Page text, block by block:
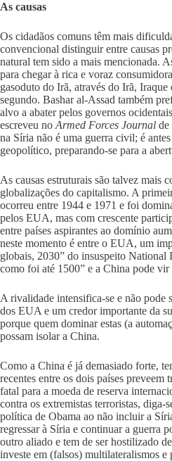
As causas
Os cidadãos comuns têm mais
convencional distinguir entre causas
natural tem sido a mais mencionada.
para chegar à rica e voraz
gasoduto do Irã, através do Irã,
segundo. Bashar al-Assad também
alvo a abater pelos governos
escreveu no Armed Forces Journal de
na Síria não é uma guerra civil; é
geopolítico, preparando-se para a
As causas estruturais são talvez mais
globalizações do capitalismo. A
ocorreu entre 1944 e 1971 e foi
pelos EUA, mas com crescente
entre países aspirantes ao domínio
neste momento é entre o EUA, um
globais, 2030” do insuspeito
como foi até 1500” e a China pode
A rivalidade intensifica-se e não pode
dos EUA e um credor importante da
porque quem dominar estas (a
possam isolar a China.
Como a China é já demasiado forte,
recentes entre os dois países preveem
fatal para a moeda de reserva
contra os extremistas terroristas, diga-
política de Obama ao não incluir a
regressar à Síria e continuar a guerra
outro aliado e tem de ser hostilizado
investe em (falsos) multilateralismos